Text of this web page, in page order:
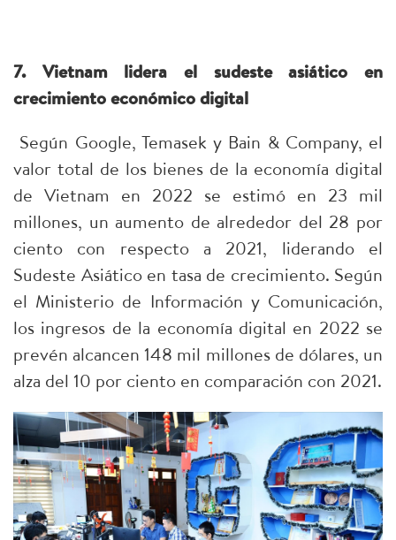
7. Vietnam lidera el sudeste asiático en
crecimiento económico digital
Según Google, Temasek y Bain & Company, el
valor total de los bienes de la economía digital
de Vietnam en 2022 se estimó en 23 mil
millones, un aumento de alrededor del 28 por
ciento con respecto a 2021, liderando el
Sudeste Asiático en tasa de crecimiento. Según
el Ministerio de Información y Comunicación,
los ingresos de la economía digital en 2022 se
prevén alcancen 148 mil millones de dólares, un
alza del 10 por ciento en comparación con 2021.